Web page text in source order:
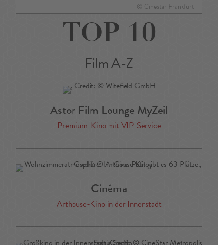
© Cinestar Frankfurt
TOP 10
Film A-Z
Astor Film Lounge MyZeil
Premium-Kino mit VIP-Service
Cinéma
Arthouse-Kino in der Innenstadt